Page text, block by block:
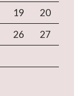
19
20
26
27